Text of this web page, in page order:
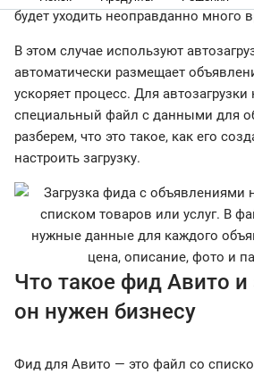
будет уходить неоправданно много
В этом случае используют
автоматически размещает
ускоряет процесс. Для автозагрузки
специальный файл с данными для
разберем, что это такое, как его
настроить загрузку.
Что такое фид Авито и
он нужен бизнесу
Фид для Авито — это файл со